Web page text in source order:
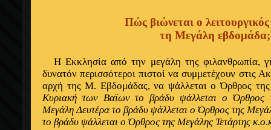
Πώς βιώνεται ο
τη Μεγάλη εβδομάδα;
Η Εκκλησία από την μεγάλη της φιλανθρωπία,
δυνατόν περισσότεροι πιστοί να συμμετέχουν στις
αρχή της Μ. Εβδομάδας, να ψάλλεται ο Όρθρος
Κυριακή των Βαϊων το βράδυ ψάλλεται ο Όρθρος
Μεγάλη Δευτέρα το βράδυ ψάλλεται ο Όρθρος της
το βράδυ ψάλλεται ο Όρθρος της Μεγάλης Τετάρτης